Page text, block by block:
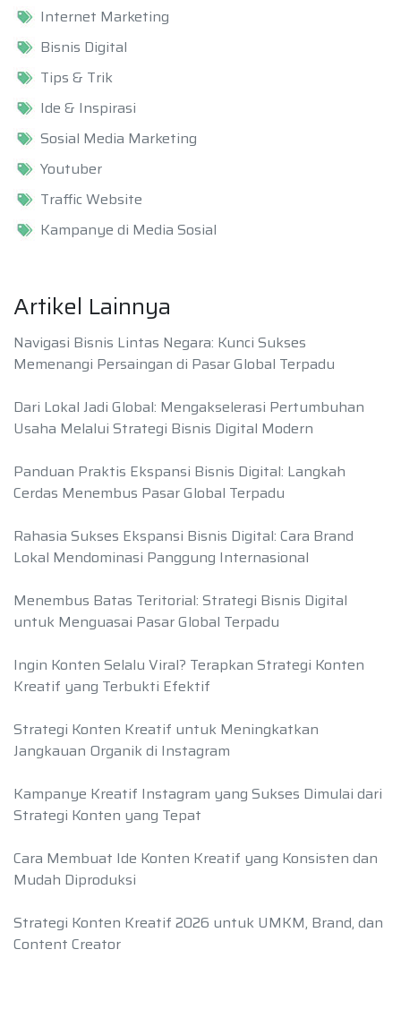
Internet Marketing
Bisnis Digital
Tips & Trik
Ide & Inspirasi
Sosial Media Marketing
Youtuber
Traffic Website
Kampanye di Media Sosial
Artikel Lainnya
Navigasi Bisnis Lintas Negara: Kunci Sukses
Memenangi Persaingan di Pasar Global Terpadu
Dari Lokal Jadi Global: Mengakselerasi Pertumbuhan
Usaha Melalui Strategi Bisnis Digital Modern
Panduan Praktis Ekspansi Bisnis Digital: Langkah
Cerdas Menembus Pasar Global Terpadu
Rahasia Sukses Ekspansi Bisnis Digital: Cara Brand
Lokal Mendominasi Panggung Internasional
Menembus Batas Teritorial: Strategi Bisnis Digital
untuk Menguasai Pasar Global Terpadu
Ingin Konten Selalu Viral? Terapkan Strategi Konten
Kreatif yang Terbukti Efektif
Strategi Konten Kreatif untuk Meningkatkan
Jangkauan Organik di Instagram
Kampanye Kreatif Instagram yang Sukses Dimulai dari
Strategi Konten yang Tepat
Cara Membuat Ide Konten Kreatif yang Konsisten dan
Mudah Diproduksi
Strategi Konten Kreatif 2026 untuk UMKM, Brand, dan
Content Creator